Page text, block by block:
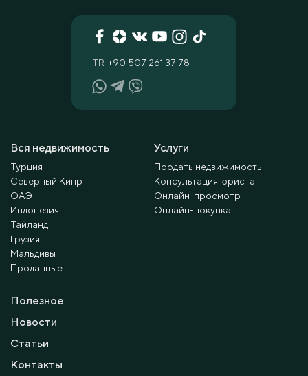
Вся недвижимость
Турция
Северный Кипр
ОАЭ
Индонезия
Тайланд
Грузия
Мальдивы
Проданные
Услуги
Продать недвижимость
Консультация юриста
Онлайн-просмотр
Онлайн-покупка
Полезное
Новости
Статьи
Контакты
TR +90 507 261 37 78